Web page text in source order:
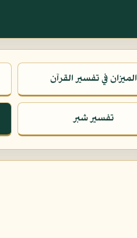
الميزان في تفسير القرآن
تفسير شبر